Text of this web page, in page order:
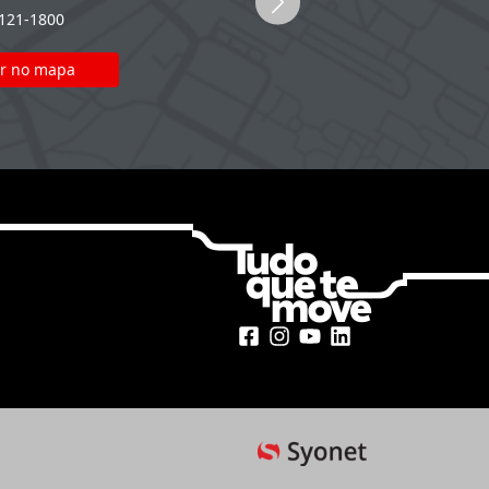
1800
no mapa
(51) 2121-1800